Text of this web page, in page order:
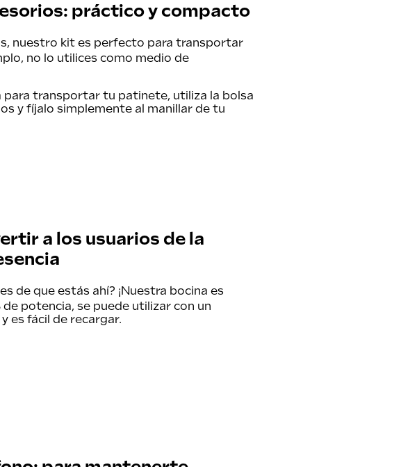
práctico y compacto
nuestro kites perfecto para transportar
no lo utilices como medio de
para transportar tu patinete, utiliza la bolsa
y fíjalo simplemente al manillar de tu
a los usuarios de la
de que estás ahí? ¡Nuestra bocina es
potencia, se puede utilizar con un
es fácil de recargar.